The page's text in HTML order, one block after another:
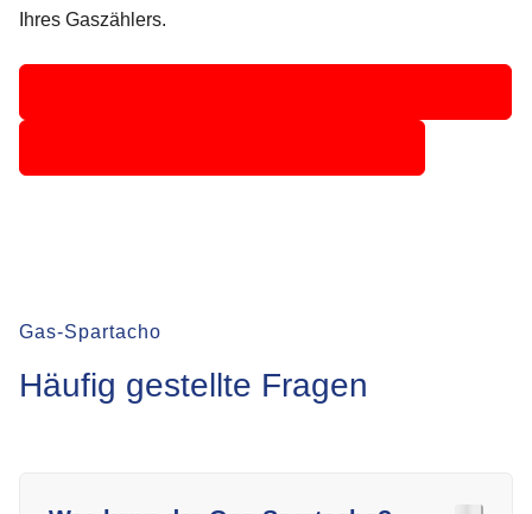
Ihres Gaszählers.
Gas-Spartacho
Häufig gestellte Fragen